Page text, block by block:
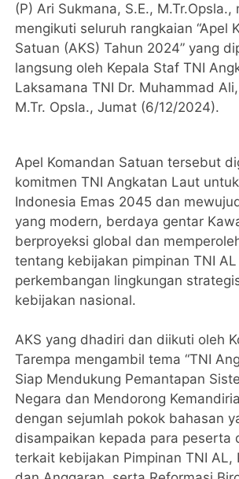
(P) Ari Sukmana, S.E.,
mengikuti seluruh rangkaian “Apel
Satuan (AKS) Tahun 2024” yang
langsung oleh Kepala Staf TNI
Laksamana TNI Dr. Muhammad
M.Tr. Opsla., Jumat (6/12/2024).
Apel Komandan Satuan tersebut
komitmen TNI Angkatan Laut
Indonesia Emas 2045 dan
yang modern, berdaya gentar
berproyeksi global dan
tentang kebijakan pimpinan TNI
perkembangan lingkungan
kebijakan nasional.
AKS yang dhadiri dan diikuti oleh
Tarempa mengambil tema “TNI
Siap Mendukung Pemantapan
Negara dan Mendorong
dengan sejumlah pokok bahasan
disampaikan kepada para peserta
terkait kebijakan Pimpinan TNI AL,